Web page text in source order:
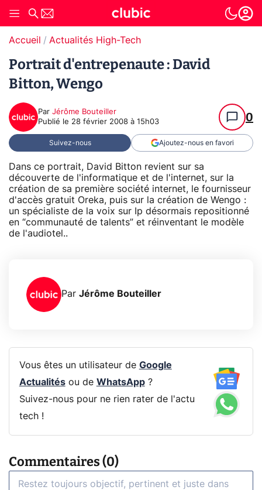
Accueil Actualités High-Tech
Portrait d'entrepenaute : David
Bitton, Wengo
Par Jérôme Bouteiller
Publié le 28 février 2008 à 15h03 0
Suivez-nous Ajoutez-nous en favori
Dans ce portrait, David Bitton revient sur sa
découverte de l'informatique et de l'internet, sur la
création de sa première société internet, le fournisseur
d'accès gratuit Oreka, puis sur la création de Wengo :
un spécialiste de la voix sur Ip désormais repositionné
en “communauté de talents” et réinventant le modèle
de l'audiotel..
Par Jérôme Bouteiller
Vous êtes un utilisateur de Google
Actualitésou de WhatsApp?
Suivez-nous pour ne rien rater de l'actu
tech !
Commentaires (0)